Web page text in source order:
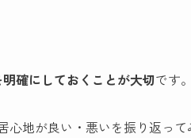
確にしておくことが大切です。
心地が良い・悪いを振り返って